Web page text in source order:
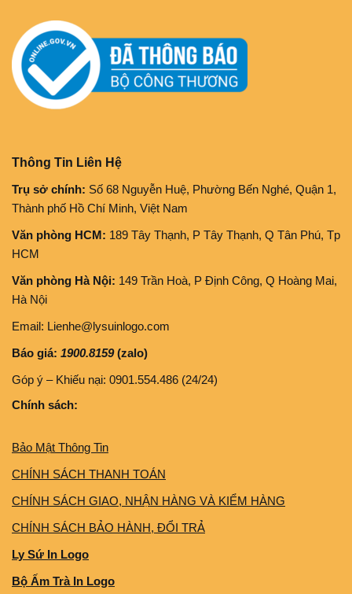
Thông Tin Liên Hệ
Trụ sở chính: Số 68 Nguyễn Huệ, Phường Bến Nghé, Quận 1,
Thành phố Hồ Chí Minh, Việt Nam
Văn phòng HCM: 189 Tây Thạnh, P Tây Thạnh, Q Tân Phú, Tp
HCM
Văn phòng Hà Nội: 149 Trần Hoà, P Định Công, Q Hoàng Mai,
Hà Nội
Email: Lienhe@lysuinlogo.com
Báo giá: 1900.8159(zalo)
Góp ý – Khiếu nại: 0901.554.486 (24/24)
Chính sách:
Bảo Mật Thông Tin
CHÍNH SÁCH THANH TOÁN
CHÍNH SÁCH GIAO, NHẬN HÀNG VÀ KIỂM HÀNG
CHÍNH SÁCH BẢO HÀNH, ĐỔI TRẢ
Ly Sứ In Logo
Bộ Ấm Trà In Logo